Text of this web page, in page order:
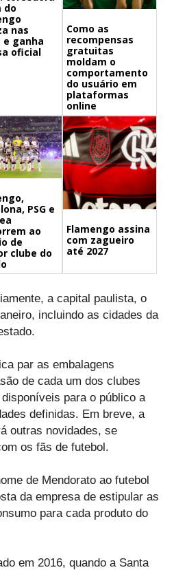
do
nas
e ganha
oficial
Como as
recompensas
gratuitas
moldam o
comportamento
do usuário em
plataformas
online
PSG e
ao
de
clube do
Flamengo assina
com zagueiro
até 2027
a capital paulista, o
incluindo as cidades da
par as embalagens
de cada um dos clubes
para o público a
definidas. Em breve, a
outras novidades, se
os fãs de futebol.
de Mendorato ao futebol
da empresa de estipular as
para cada produto do
em 2016, quando a Santa